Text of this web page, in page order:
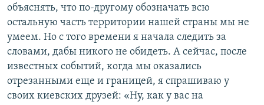
объяснять, что по-другому обозначать всю
остальную часть территории нашей страны мы не
умеем. Но с того времени я начала следить за
словами, дабы никого не обидеть. А сейчас, после
известных событий, когда мы оказались
отрезанными еще и границей, я спрашиваю у
своих киевских друзей: «Ну, как у вас на